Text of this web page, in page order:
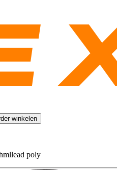
winkelen
poly